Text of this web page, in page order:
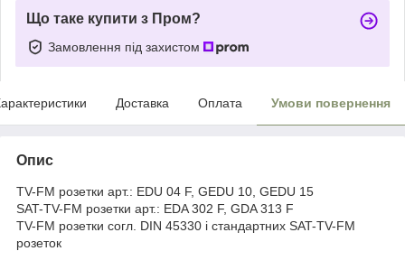
Що таке купити з Пром?
Замовлення під захистом
Доставка Оплата Умови повернення
Опис
TV-FM розетки арт.: EDU 04 F, GEDU 10, GEDU 15
SAT-TV-FM розетки арт.: EDA 302 F, GDA 313 F
TV-FM розетки согл. DIN 45330 і стандартних SAT-TV-FM
розеток